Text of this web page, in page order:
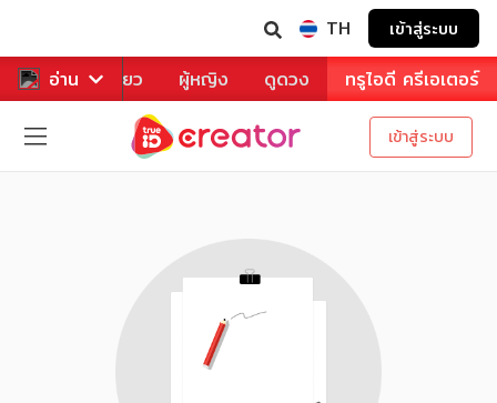
TH เข้าสู่ระบบ
อ่าน
หาร ท่องเที่ยว ผู้หญิง ดูดวง ทรูไอดี ครีเอเตอร์
เข้าสู่ระบบ